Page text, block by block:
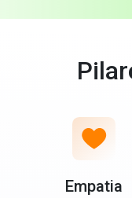
Empatia